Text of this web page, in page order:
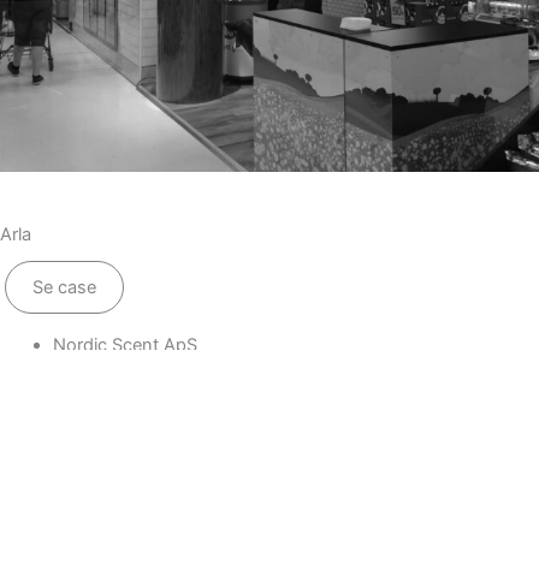
Arla
Se case
Nordic Scent ApS